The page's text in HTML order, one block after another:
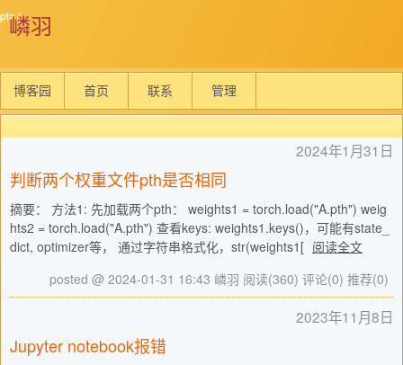
嶙羽
博客园 首页 联系 管理
2024年1月31日
判断两个权重文件pth是否相同
摘要： 方法1: 先加载两个pth： weights1 = torch.load("A.pth") weig
hts2 = torch.load("A.pth") 查看keys: weights1.keys()，可能有state_
dict, optimizer等， 通过字符串格式化，str(weights1[ 阅读全文
posted @ 2024-01-31 16:43 嶙羽 阅读(360) 评论(0) 推荐(0)
2023年11月8日
Jupyter notebook报错